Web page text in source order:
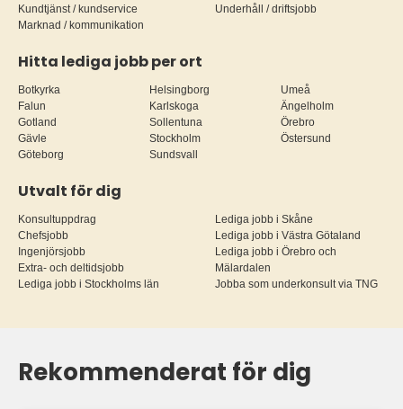
Kundtjänst / kundservice
Marknad / kommunikation
Underhåll / driftsjobb
Hitta lediga jobb per ort
Botkyrka
Falun
Gotland
Gävle
Göteborg
Helsingborg
Karlskoga
Sollentuna
Stockholm
Sundsvall
Umeå
Ängelholm
Örebro
Östersund
Utvalt för dig
Konsultuppdrag
Chefsjobb
Ingenjörsjobb
Extra- och deltidsjobb
Lediga jobb i Stockholms län
Lediga jobb i Skåne
Lediga jobb i Västra Götaland
Lediga jobb i Örebro och
Mälardalen
Jobba som underkonsult via TNG
Rekommenderat för dig